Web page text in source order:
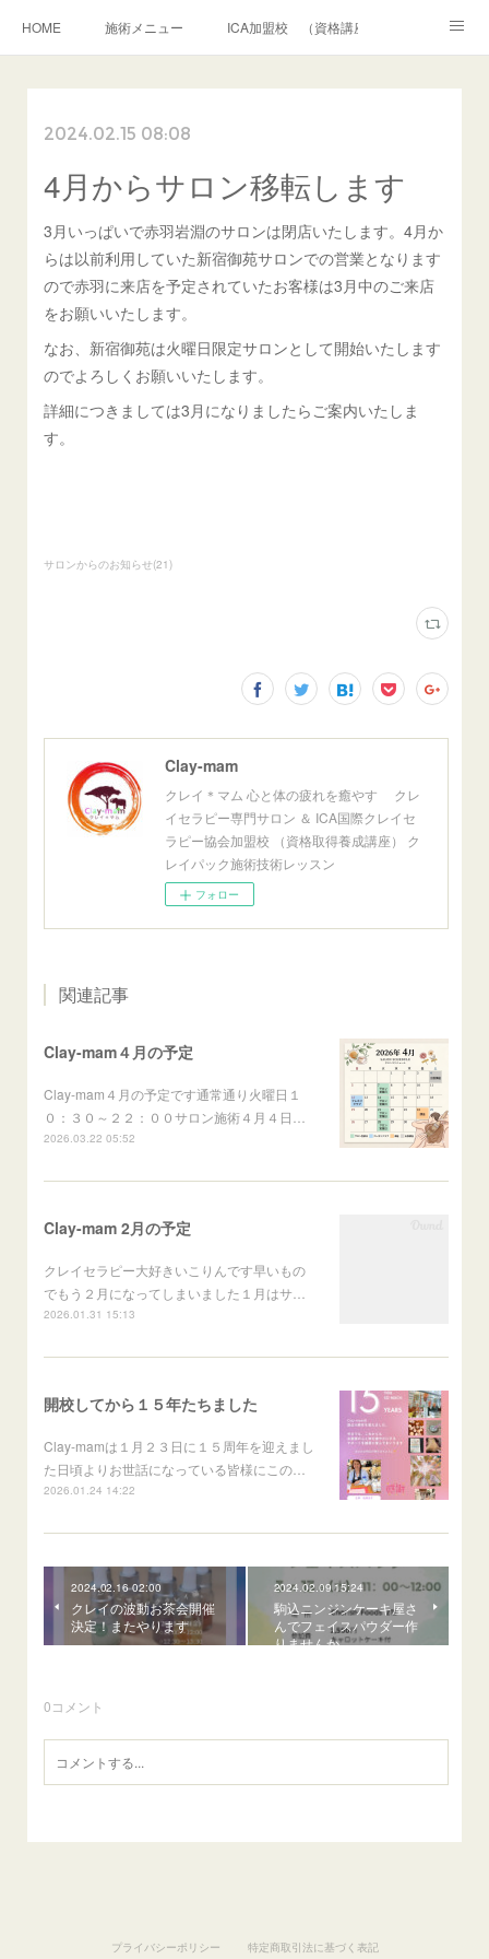
HOME 施術メニュー ICA加盟校 （資格講座）
ボディクレイパック フェイシャルクレイパック
和道アロマトリートメントシャーマニッククレイセラピープロフィール
2024.02.15 08:08
4月からサロン移転します
3月いっぱいで赤羽岩淵のサロンは閉店いたします。4月か
らは以前利用していた新宿御苑サロンでの営業となります
ので赤羽に来店を予定されていたお客様は3月中のご来店
をお願いいたします。
なお、新宿御苑は火曜日限定サロンとして開始いたします
のでよろしくお願いいたします。
詳細につきましては3月になりましたらご案内いたしま
す。
サロンからのお知らせ(21)
Clay-mam
クレイ＊マム 心と体の疲れを癒やす クレ
イセラピー専門サロン ＆ ICA国際クレイセ
ラピー協会加盟校 （資格取得養成講座） ク
レイパック施術技術レッスン
フォロー
関連記事
Clay-mam４月の予定
Clay-mam４月の予定です通常通り火曜日１
０：３０～２２：００サロン施術４月４日…
2026.03.22 05:52
Clay-mam 2月の予定
クレイセラピー大好きいこりんです早いもの
でもう２月になってしまいました１月はサ…
2026.01.31 15:13
開校してから１５年たちました
Clay-mamは１月２３日に１５周年を迎えまし
た日頃よりお世話になっている皆様にこの…
2026.01.24 14:22
2024.02.16 02:00
クレイの波動お茶会開催
決定！またやります
2024.02.09 15:24
駒込ニンジンケーキ屋さ
んでフェイスパウダー作
りませんか
0コメント
プライバシーポリシー 特定商取引法に基づく表記